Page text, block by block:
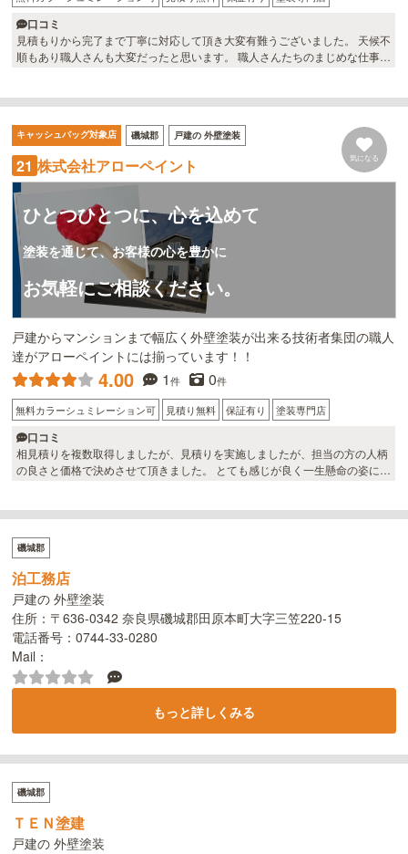
口コミ
見積もりから完了まで丁寧に対応して頂き大変有難うございました。 天候不
順もあり職人さんも大変だったと思います。 職人さんたちのまじめな仕事ぶ
キャッシュバッグ対象店 磯城郡 戸建の 外壁塗装
21 株式会社アローペイント 気になる
ひとつひとつに、心を込めて
塗装を通じて、お客様の心を豊かに
お気軽にご相談ください。
戸建からマンションまで幅広く外壁塗装が出来る技術者集団の職人
達がアローペイントには揃っています！！
4.00 1件 0件
無料カラーシュミレーション可 見積り無料 保証有り 塗装専門店
口コミ
相見積りを複数取得しましたが、見積りを実施しましたが、担当の方の人柄
の良さと価格で決めさせて頂きました。 とても感じが良く一生懸命の姿にこ
磯城郡
泊工務店
戸建の 外壁塗装
住所：〒636-0342 奈良県磯城郡田原本町大字三笠220-15
電話番号：0744-33-0280
Mail：
もっと詳しくみる
磯城郡
ＴＥＮ塗建
戸建の 外壁塗装